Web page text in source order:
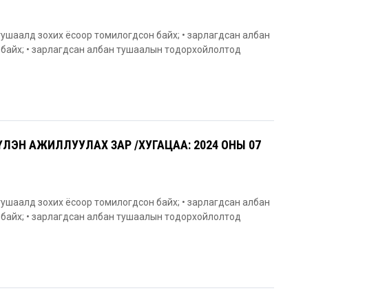
зохих ёсоор томилогдсон байх; • зарлагдсан албан
• зарлагдсан албан тушаалын тодорхойлолтод
АЖИЛЛУУЛАХ ЗАР /ХУГАЦАА: 2024 ОНЫ 07
зохих ёсоор томилогдсон байх; • зарлагдсан албан
• зарлагдсан албан тушаалын тодорхойлолтод